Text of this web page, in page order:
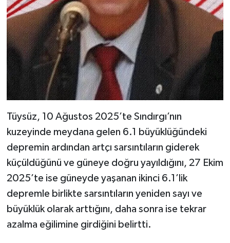
Tüysüz, 10 Ağustos 2025’te Sındırgı’nın
kuzeyinde meydana gelen 6.1 büyüklüğündeki
depremin ardından artçı sarsıntıların giderek
küçüldüğünü ve güneye doğru yayıldığını, 27 Ekim
2025’te ise güneyde yaşanan ikinci 6.1’lik
depremle birlikte sarsıntıların yeniden sayı ve
büyüklük olarak arttığını, daha sonra ise tekrar
azalma eğilimine girdiğini belirtti.